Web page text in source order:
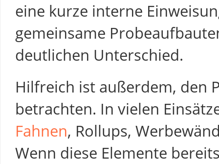
eine kurze interne
gemeinsame
deutlichen Unterschied.
Hilfreich ist außerdem, den
betrachten. In vielen
Fahnen, Rollups,
Wenn diese Elemente